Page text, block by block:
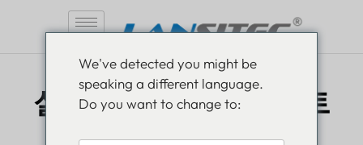
실내 LoRaWAN 게이트
웨이
We've detected you might be
speaking a different language.
Do you want to change to: